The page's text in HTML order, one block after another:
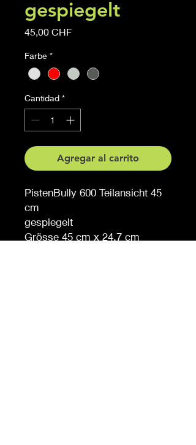
gespiegelt
45,00 CHFPrecio
Farbe *
Cantidad *
Agregar al carrito
PistenBully 600 Teilansicht 45
cm
gespiegelt
Grösse 45 cm x 24.7 cm